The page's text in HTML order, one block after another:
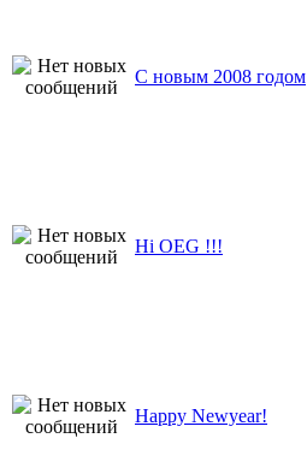
С новым 2008 годом
Hi OEG !!!
Happy Newyear!